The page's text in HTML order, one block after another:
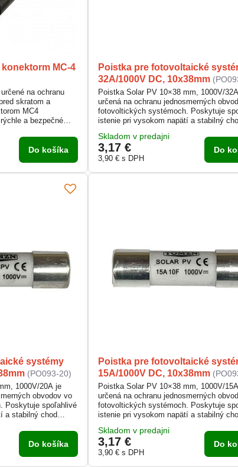
MC-4
na ochranu
skratom a
MC4
a bezpečné
s krytím IP67
aj v
Do košíka
Poistka pre fotovoltaické
32A/1000V DC, 10x38mm
Poistka Solar PV 10×38 mm, 1000V/
určená na ochranu jednosmerných
fotovoltických systémoch. Poskytuje
istenie pri vysokom napätí a stabilný
prevedeniu sa jednoducho inštaluje do
poistkových odpojovačov. Je navrhnutá
bezpečnú prevádzku v DC aplikáciách až
Skladom v predajni
3,17 €
3,90 €s DPH
Do
systémy
(PO093-20)
1000V/20A je
obvodov vo
Poskytuje spoľahlivé
a stabilný chod
inštaluje do
Je navrhnutá pre
aplikáciách až do
Do košíka
Poistka pre fotovoltaické
15A/1000V DC, 10x38mm
Poistka Solar PV 10×38 mm, 1000V/
určená na ochranu jednosmerných
fotovoltických systémoch. Poskytuje
istenie pri vysokom napätí a stabilný
prevedeniu sa jednoducho inštaluje do
poistkových odpojovačov. Je navrhnutá
bezpečnú prevádzku v DC aplikáciách až
Skladom v predajni
3,17 €
3,90 €s DPH
Do